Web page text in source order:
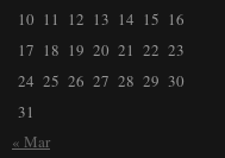
10 11 12 13 14 15 16
17 18 19 20 21 22 23
24 25 26 27 28 29 30
31
« Mar